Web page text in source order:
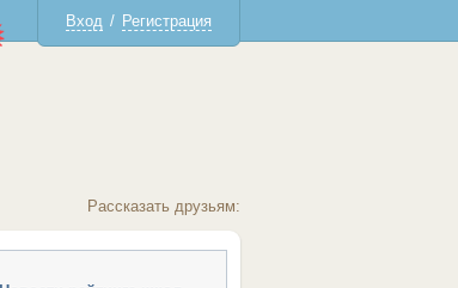
Вход / Регистрация
Рассказать друзьям: